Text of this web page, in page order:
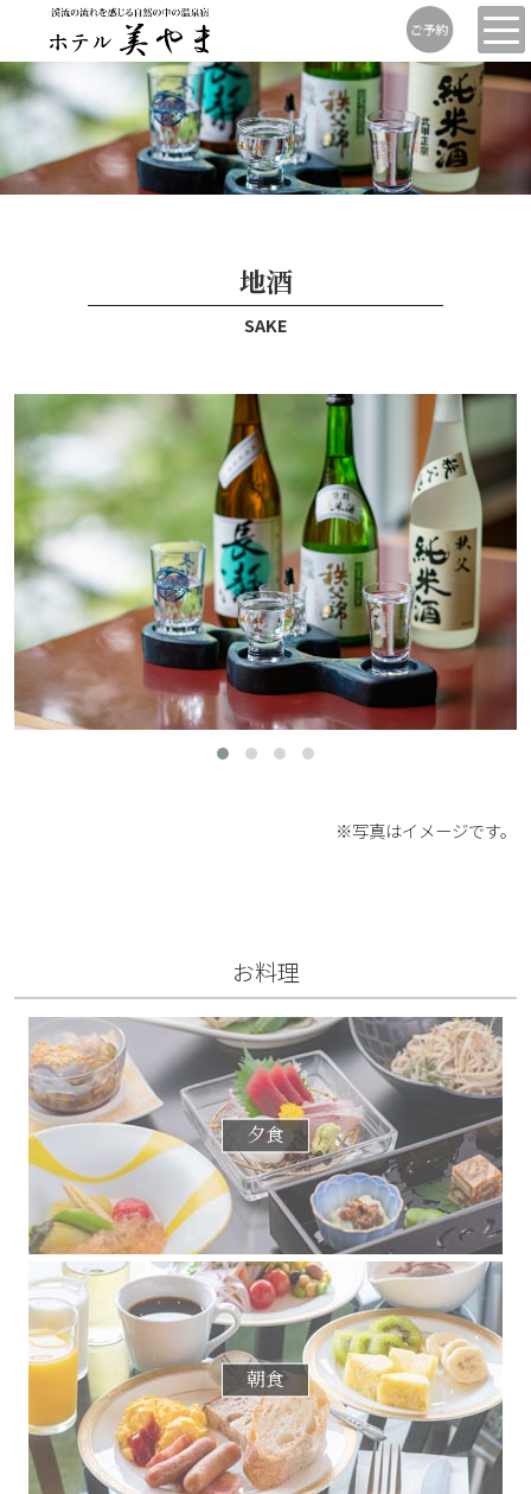
地酒
SAKE
※写真はイメージです。
お料理
夕食
朝食